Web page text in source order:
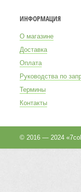
ИНФОРМАЦИЯ
О магазине
Доставка
Оплата
Руководства по
Термины
Контакты
© 2016 — 2024